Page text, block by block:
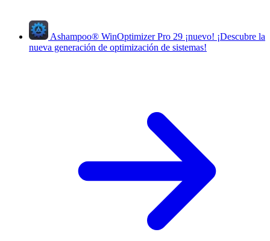
Ashampoo® WinOptimizer Pro 29 ¡nuevo! ¡Descubre la
nueva generación de optimización de sistemas!